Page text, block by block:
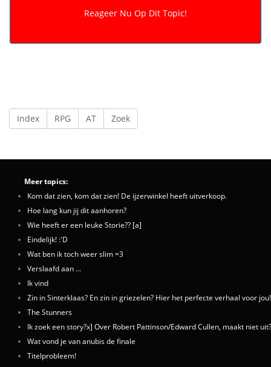
Index RPG AT Zoek
Meer topics:
Kom dat zien, kom dat zien! De ijzerwinkel heeft uitverkoop.
Hoe lang kun jij dit aanhoren?
Wie heeft er een leuke Storie?? [a]
Eindelijk! :'D
Wat ben ik toch weer slim =3
Verslaafd aan ...
Ik vind
Zin in Sinterklaas? En zin in griezelen? Hier het perfecte verhaal voor jou!
The Stunners
Ik zoek een story?x] Over Robert Pattinson/Edward Cullen, maakt niet uit?
Wat vond je van anubis de finale
Titelprobleem!